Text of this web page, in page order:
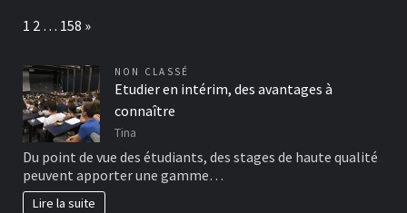
Page:
1 2 … 158 Next
»
NON CLASSÉ
Etudier en intérim, des avantages à
connaître
Tina
Du point de vue des étudiants, des stages de haute qualité
peuvent apporter une gamme…
Lire la suite